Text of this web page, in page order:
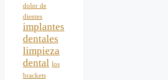
dolor de
dientes
implantes
dentales
limpieza
dental los
brackets